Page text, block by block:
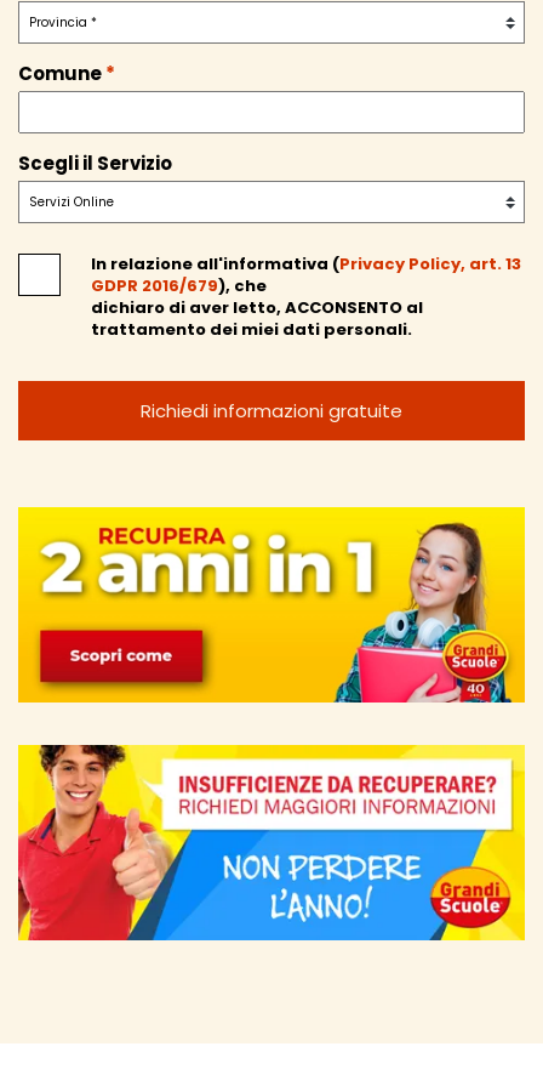
Comune*
Scegli il Servizio
In relazione all'informativa (Privacy Policy, art. 13
GDPR 2016/679), che
dichiaro di aver letto, ACCONSENTO al
trattamento dei miei dati personali.